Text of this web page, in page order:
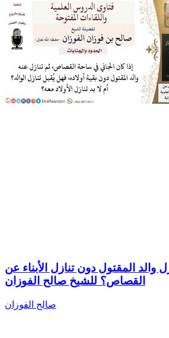
والد المقتول دون تنازل الأبناء عن
القصاص؟ للشيخ صالح الفوزان
صالح الفوزان